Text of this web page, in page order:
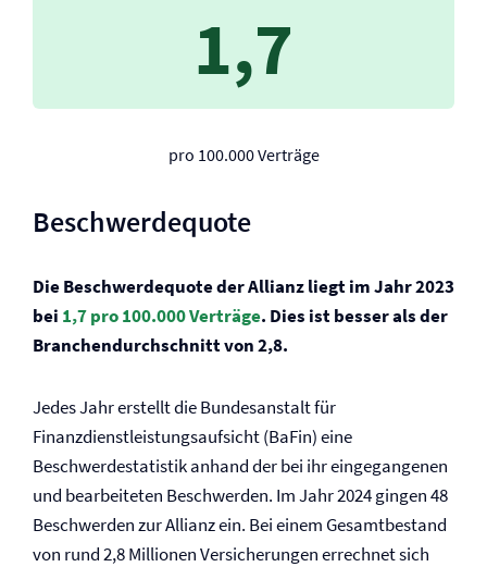
1,7
pro 100.000 Verträge
Beschwerdequote
Die Beschwerdequote der Allianz liegt im Jahr 2023
bei 1,7 pro 100.000 Verträge. Dies ist besser als der
Branchendurchschnitt von 2,8.
Jedes Jahr erstellt die Bundesanstalt für
Finanzdienstleistungsaufsicht (BaFin) eine
Beschwerdestatistik anhand der bei ihr eingegangenen
und bearbeiteten Beschwerden. Im Jahr 2024 gingen 48
Beschwerden zur Allianz ein. Bei einem Gesamtbestand
von rund 2,8 Millionen Versicherungen errechnet sich